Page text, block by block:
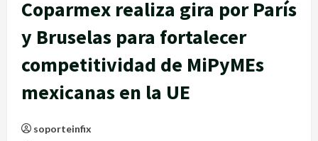
Coparmex realiza gira por París
y Bruselas para fortalecer
competitividad de MiPyMEs
mexicanas en la UE
soporteinfix